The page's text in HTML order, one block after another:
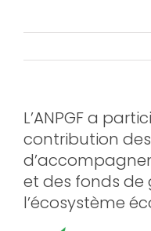
L’ANPGF a
contribution
et des fonds
l’écosystème